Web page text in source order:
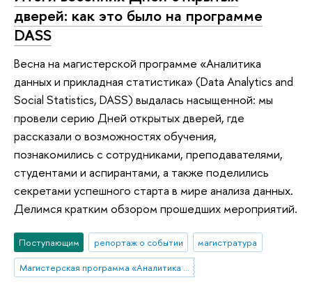
дверей: как это было на программе
DASS
Весна на магистерской программе «Аналитика
данных и прикладная статистика» (Data Analytics and
Social Statistics, DASS) выдалась насыщенной: мы
провели серию Дней открытых дверей, где
рассказали о возможностях обучения,
познакомились с сотрудниками, преподавателями,
студентами и аспирантами, а также поделились
секретами успешного старта в мире анализа данных.
Делимся кратким обзором прошедших мероприятий.
Поступающим репортаж о событии
магистратура
Магистерская программа «Аналитика данных и прикладная статистика / Data Analytics and Social Statistics»